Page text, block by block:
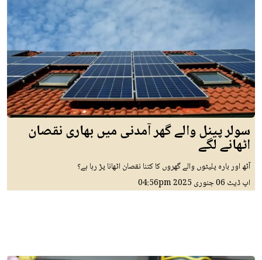
سولر پینل والے گھر آمدنی میں بھاری نقصان
اٹھانے لگے
آٹھ اور بارہ پلیٹوں والے گھروں کا کتنا نقصان اٹھانا پڑ رہا ہے؟
اپ ڈیٹ 06 جنوری 2025 04:56pm